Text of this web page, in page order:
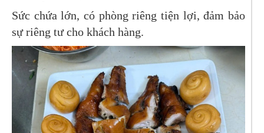
Sức chứa lớn, có phòng riêng tiện lợi, đảm bảo
sự riêng tư cho khách hàng.